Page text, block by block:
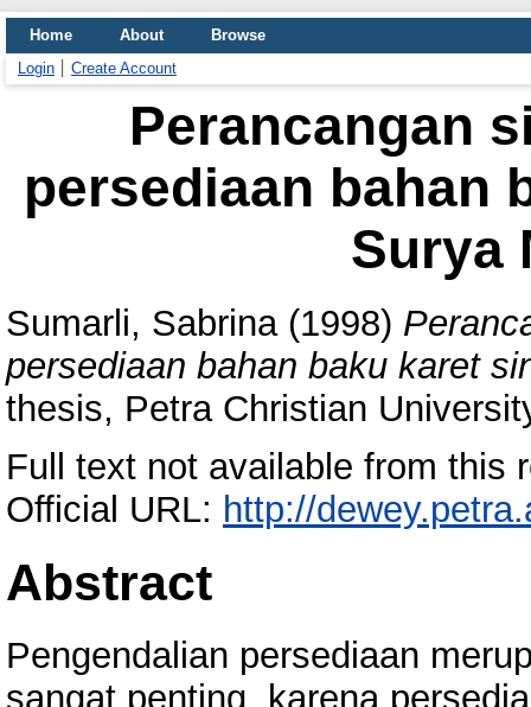
Home About
Browse
Login
Create Account
Perancangan
persediaan bahan
Surya
Sumarli, Sabrina(1998)
persediaan bahan baku karet
thesis, Petra Christian
Full text not available from this
Official URL: http://
Abstract
Pengendalian persediaan
sangat penting, karena